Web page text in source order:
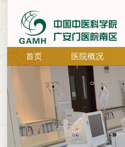
首页 医院概况